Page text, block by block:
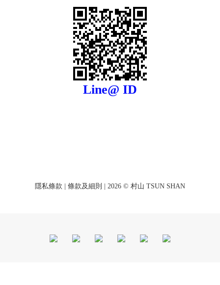
Line@ ID
隱私條款 條款及細則 | 2026 © 村山 TSUN SHAN